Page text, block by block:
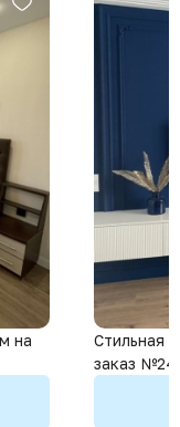
на
Стильная
заказ